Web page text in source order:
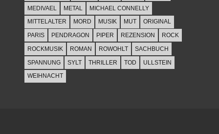
MEDIVAEL
METAL
MICHAEL CONNELLY
MITTELALTER
MORD MUSIK MUT
ORIGINAL
PARIS
PENDRAGON PIPER REZENSION
ROCK
ROCKMUSIK
ROMAN ROWOHLT
SACHBUCH
SPANNUNG
SYLT THRILLER TOD
ULLSTEIN
WEIHNACHT